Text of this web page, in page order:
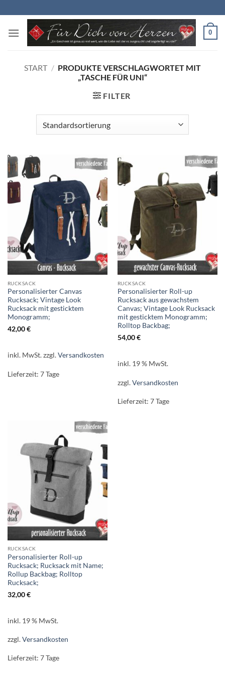
Inhalt
springen
0
START / PRODUKTE VERSCHLAGWORTET MIT
„TASCHE FÜR UNI“
FILTER
RUCKSACK
Personalisierter Canvas
Rucksack; Vintage Look
Rucksack mit gesticktem
Monogramm;
42,00€
inkl. MwSt.zzgl.Versandkosten
Lieferzeit: 7 Tage
RUCKSACK
Personalisierter Roll-up
Rucksack aus gewachstem
Canvas; Vintage Look Rucksack
mit gesticktem Monogramm;
Rolltop Backbag;
54,00€
inkl. 19 % MwSt.
zzgl.Versandkosten
Lieferzeit: 7 Tage
RUCKSACK
Personalisierter Roll-up
Rucksack; Rucksack mit Name;
Rollup Backbag; Rolltop
Rucksack;
32,00€
inkl. 19 % MwSt.
zzgl.Versandkosten
Lieferzeit: 7 Tage